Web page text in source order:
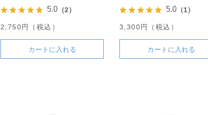
5.0 （2）
2,750円（税込）
カートに入れる
5.0 （1）
3,300円（税込）
カートに入れる